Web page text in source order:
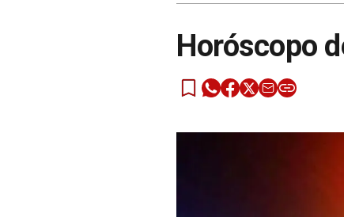
Horóscopo